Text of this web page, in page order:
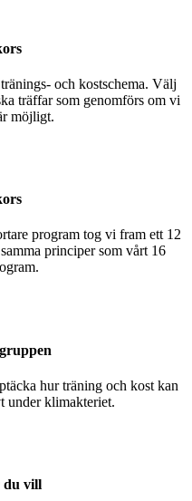
och kostschema. Välj
träffar som genomförs om vi
möjligt.
program tog vi fram ett 12
principer som vårt 16
hur träning och kost kan
under klimakteriet.
du vill